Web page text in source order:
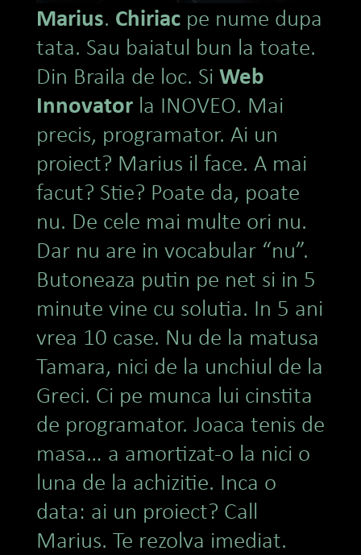
Marius. Chiriacpe nume dupa
tata. Sau baiatul bun la toate.
Din Braila de loc. Si Web
Innovatorla INOVEO. Mai
precis, programator. Ai un
proiect? Marius il face. A mai
facut? Stie? Poate da, poate
nu. De cele mai multe ori nu.
Dar nu are in vocabular “nu”.
Butoneaza putin pe net si in 5
minute vine cu solutia. In 5 ani
vrea 10 case. Nu de la matusa
Tamara, nici de la unchiul de la
Greci. Ci pe munca lui cinstita
de programator. Joaca tenis de
masa… a amortizat-o la nici o
luna de la achizitie. Inca o
data: ai un proiect? Call
Marius. Te rezolva imediat.